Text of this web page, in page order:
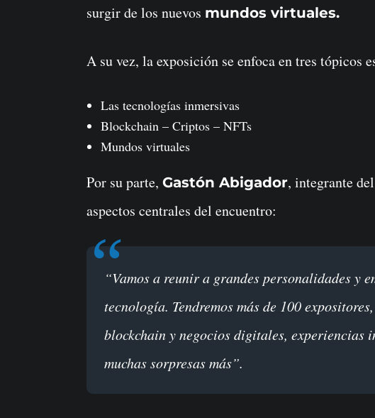
surgir de los nuevos mundos virtuales.
A su vez, la exposición se enfoca en tres tópicos
Las tecnologías inmersivas
Blockchain – Criptos – NFTs
Mundos virtuales
Por su parte, Gastón Abigador, integrante
aspectos centrales del encuentro:
“Vamos a reunir a grandes personalidades y empresas líderes del mundo de la
tecnología. Tendremos más de 100
blockchain y negocios digitales, experiencias
muchas sorpresas más”.